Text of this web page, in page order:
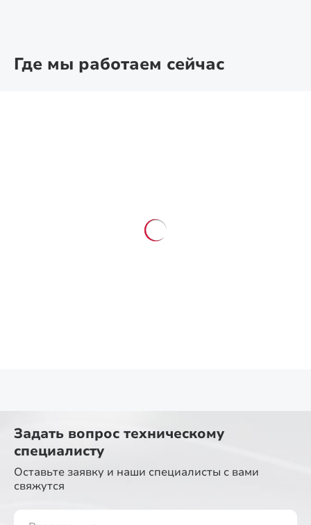
Где мы работаем сейчас
Задать вопрос техническому
специалисту
Оставьте заявку и наши специалисты с вами
свяжутся